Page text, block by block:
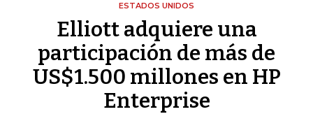
ESTADOS UNIDOS
Elliott adquiere una
participación de más de
US$1.500 millones en HP
Enterprise